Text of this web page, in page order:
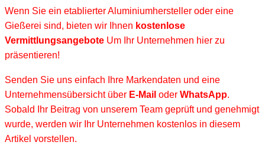
Wenn Sie ein etablierter Aluminiumhersteller oder eine
Gießerei sind, bieten wir Ihnen kostenlose
Vermittlungsangebote Um Ihr Unternehmen hier zu
präsentieren!
Senden Sie uns einfach Ihre Markendaten und eine
Unternehmensübersicht über E-Mail oder WhatsApp.
Sobald Ihr Beitrag von unserem Team geprüft und genehmigt
wurde, werden wir Ihr Unternehmen kostenlos in diesem
Artikel vorstellen.